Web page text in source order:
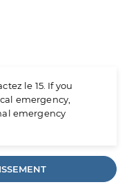
le 15. If you
emergency,
emergency